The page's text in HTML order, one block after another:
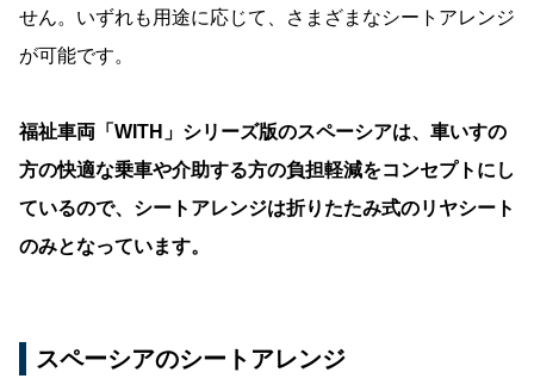
せん。いずれも用途に応じて、さまざまなシートアレンジ
が可能です。
福祉車両「WITH」シリーズ版のスペーシアは、車いすの
方の快適な乗車や介助する方の負担軽減をコンセプトにし
ているので、シートアレンジは折りたたみ式のリヤシート
のみとなっています。
スペーシアのシートアレンジ